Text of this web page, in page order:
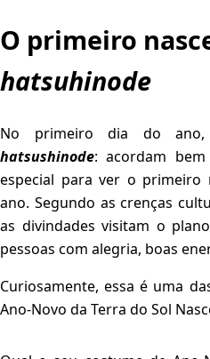
O primeiro
hatsuhinode
No primeiro dia do
hatsushinode: acordam
especial para ver o
ano. Segundo as crenças
as divindades visitam o
pessoas com alegria, boas
Curiosamente, essa é uma
Ano-Novo da Terra do Sol